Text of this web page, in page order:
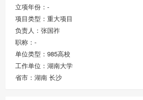
立项年份：-
项目类型：重大项目
负责人：张国祚
职称：-
单位类型：985高校
工作单位：湖南大学
省市：湖南 长沙